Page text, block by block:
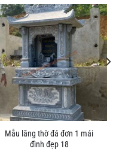
Mẫu lăng thờ đá đơn 1 mái
đình đẹp 18